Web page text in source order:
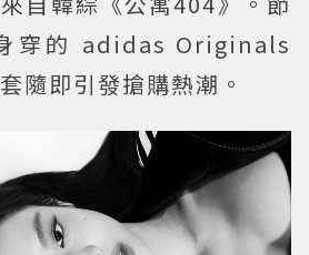
穿的 adidas Originals
隨即引發搶購熱潮。